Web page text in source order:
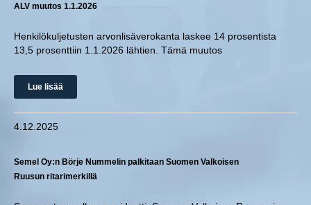
ALV muutos 1.1.2026
Henkilökuljetusten arvonlisäverokanta laskee 14 prosentista
13,5 prosenttiin 1.1.2026 lähtien. Tämä muutos
Lue lisää
4.12.2025
Semel Oy:n Börje Nummelin palkitaan Suomen Valkoisen
Ruusun ritarimerkillä